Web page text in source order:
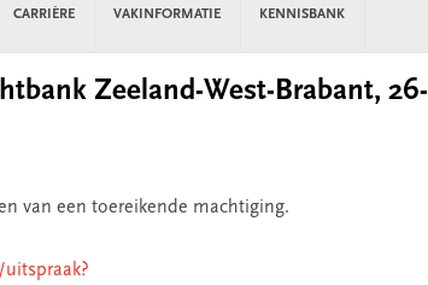
CARRIÈRE VAKINFORMATIE KENNISBANK
Zeeland-West-Brabant, 26-
van een toereikende machtiging.